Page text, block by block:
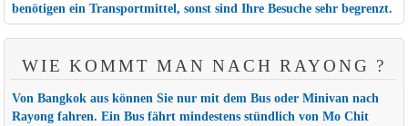
benötigen ein Transportmittel, sonst sind Ihre Besuche sehr begrenzt.
WIE KOMMT MAN NACH RAYONG ?
Von Bangkok aus können Sie nur mit dem Bus oder Minivan nach
Rayong fahren. Ein Bus fährt mindestens stündlich von Mo Chit